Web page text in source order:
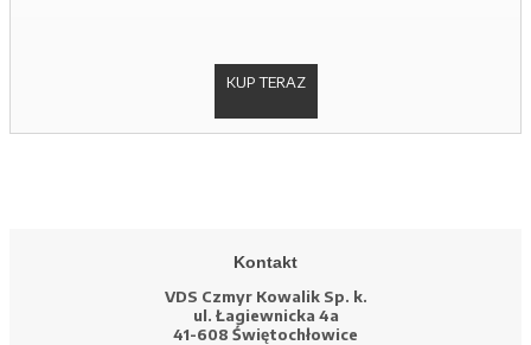
KUP TERAZ
Kontakt
VDS Czmyr Kowalik Sp. k.
ul. Łagiewnicka 4a
41-608 Świętochłowice